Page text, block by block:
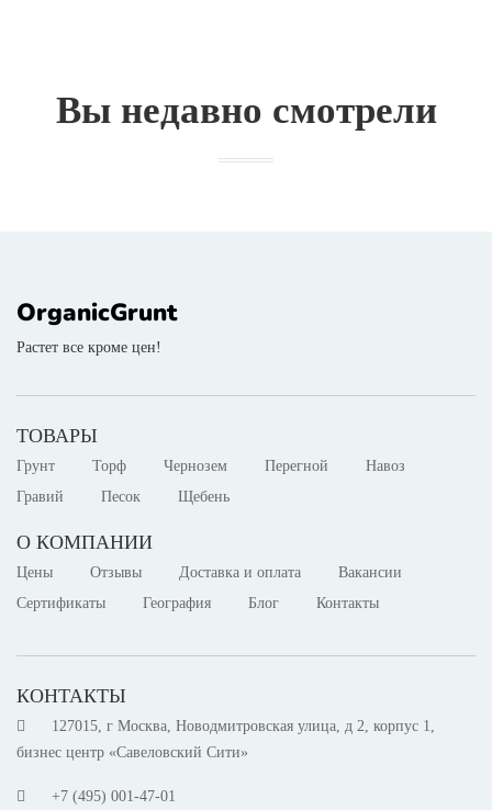
Вы недавно смотрели
OrganicGrunt
Растет все кроме цен!
ТОВАРЫ
Грунт Торф Чернозем Перегной
Навоз
Гравий
Песок Щебень
О КОМПАНИИ
Цены Отзывы Доставка и оплата
Вакансии
Сертификаты
География Блог Контакты
КОНТАКТЫ
127015, г Москва, Новодмитровская улица, д 2, корпус 1,
бизнес центр «Савеловский Сити»
+7 (495) 001-47-01